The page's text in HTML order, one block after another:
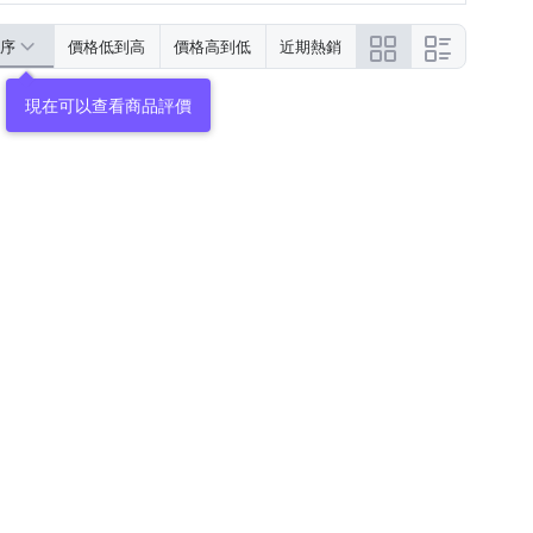
價格低到高 價格高到低 近期熱銷
現在可以查看商品評價